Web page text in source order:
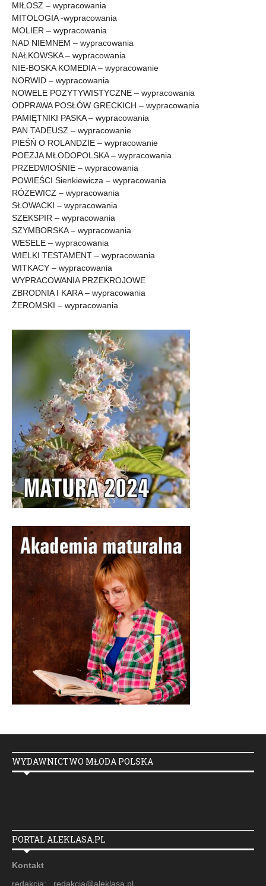
MIŁOSZ – wypracowania
MITOLOGIA -wypracowania
MOLIER – wypracowania
NAD NIEMNEM – wypracowania
NAŁKOWSKA – wypracowania
NIE-BOSKA KOMEDIA – wypracowanie
NORWID – wypracowania
NOWELE POZYTYWISTYCZNE – wypracowania
ODPRAWA POSŁÓW GRECKICH – wypracowania
PAMIĘTNIKI PASKA – wypracowania
PAN TADEUSZ – wypracowanie
PIEŚŃ O ROLANDZIE – wypracowanie
POEZJA MŁODOPOLSKA – wypracowania
PRZEDWIOŚNIE – wypracowania
POWIEŚCI Sienkiewicza – wypracowania
RÓŻEWICZ – wypracowania
SŁOWACKI – wypracowania
SZEKSPIR – wypracowania
SZYMBORSKA – wypracowania
WESELE – wypracowania
WIELKI TESTAMENT – wypracowania
WITKACY – wypracowania
WYPRACOWANIA PRZEKROJOWE
ZBRODNIA I KARA – wypracowania
ŻEROMSKI – wypracowania
WYDAWNICTWO MŁODA POLSKA
PORTAL ALEKLASA.PL
Kontakt
redakcja: redakcja@aleklasa.pl